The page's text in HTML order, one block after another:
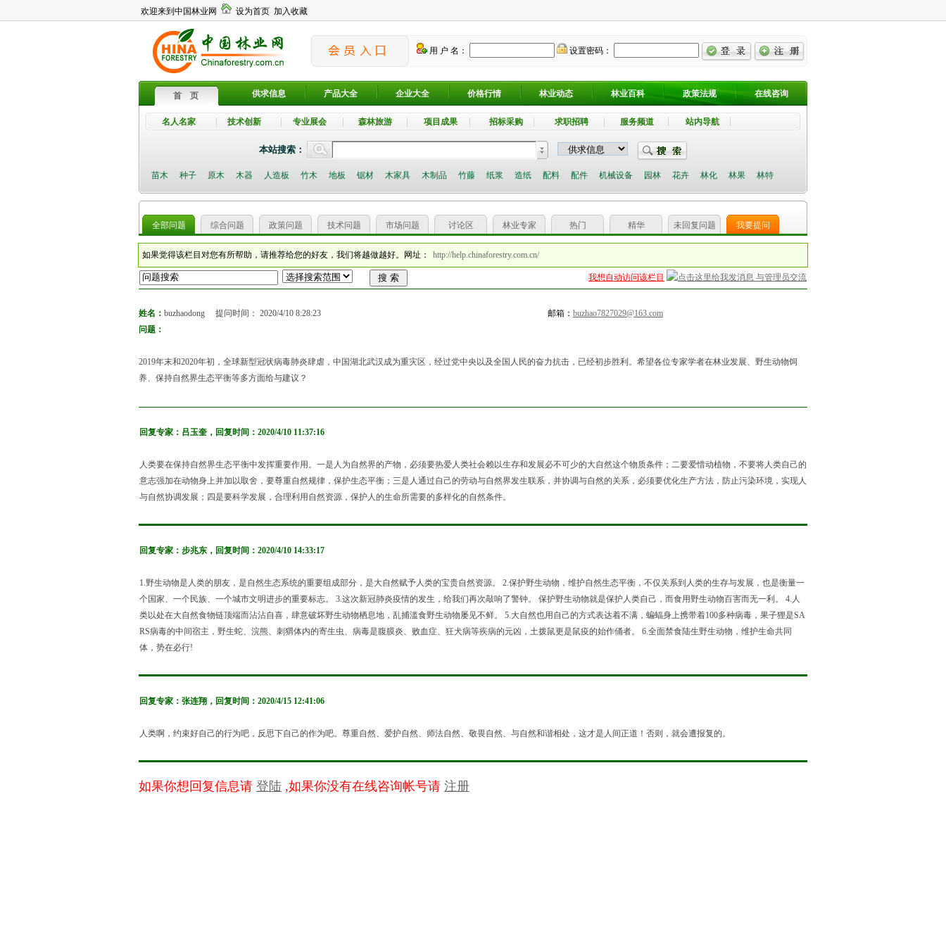
欢迎来到中国林业网 设为首页 加入收藏
用 户 名： 设置密码：
首 页 供求信息 产品大全 企业大全 价格行情 林业动态 林业百科 政策法规 在线咨询
名人名家 技术创新 专业展会 森林旅游 项目成果 招标采购 求职招聘 服务频道 站内导航
本站搜索：
苗木 种子 原木 木器 人造板 竹木 地板 锯材 木家具 木制品 竹藤 纸浆 造纸 配料 配件 机械设备 园林 花卉 林化 林果 林特
全部问题 综合问题 政策问题 技术问题 市场问题 讨论区 林业专家 热门 精华 未回复问题 我要提问
如果觉得该栏目对您有所帮助，请推荐给您的好友，我们将越做越好。网址： http://help.chinaforestry.com.cn/
我想自动访问该栏目 与管理员交流
姓名： buzhaodong 提问时间： 2020/4/10 8:28:23 邮箱： buzhao7827029@163.com
问题：
2019年末和2020年初，全球新型冠状病毒肺炎肆虐，中国湖北武汉成为重灾区，经过党中央以及全国人民的奋力抗击，已经初步胜利。希望各位专家学者在林业发展、野生动物饲
养、保持自然界生态平衡等多方面给与建议？
回复专家： 吕玉奎 ，回复时间： 2020/4/10 11:37:16
人类要在保持自然界生态平衡中发挥重要作用。一是人为自然界的产物，必须要热爱人类社会赖以生存和发展必不可少的大自然这个物质条件；二要爱惜动植物，不要将人类自己的
意志强加在动物身上并加以取舍，要尊重自然规律，保护生态平衡；三是人通过自己的劳动与自然界发生联系，并协调与自然的关系，必须要优化生产方法，防止污染环境，实现人
与自然协调发展；四是要科学发展，合理利用自然资源，保护人的生命所需要的多样化的自然条件。
回复专家： 步兆东 ，回复时间： 2020/4/10 14:33:17
1.野生动物是人类的朋友，是自然生态系统的重要组成部分，是大自然赋予人类的宝贵自然资源。 2.保护野生动物，维护自然生态平衡，不仅关系到人类的生存与发展，也是衡量一
个国家、一个民族、一个城市文明进步的重要标志。 3.这次新冠肺炎疫情的发生，给我们再次敲响了警钟。 保护野生动物就是保护人类自己，而食用野生动物百害而无一利。 4.人
类以处在大自然食物链顶端而沾沾自喜，肆意破坏野生动物栖息地，乱捕滥食野生动物屡见不鲜。 5.大自然也用自己的方式表达着不满，蝙蝠身上携带着100多种病毒，果子狸是SA
RS病毒的中间宿主，野生蛇、浣熊、刺猬体内的寄生虫、病毒是腹膜炎、败血症、狂犬病等疾病的元凶，土拨鼠更是鼠疫的始作俑者。 6.全面禁食陆生野生动物，维护生命共同
体，势在必行!
回复专家： 张连翔 ，回复时间： 2020/4/15 12:41:06
人类啊，约束好自己的行为吧，反思下自己的作为吧。尊重自然、爱护自然、师法自然、敬畏自然、与自然和谐相处，这才是人间正道！否则，就会遭报复的。
如果你想回复信息请 登陆 ,如果你没有在线咨询帐号请 注册